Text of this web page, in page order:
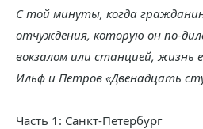
С той минуты, когда
отчуждения, которую он по-
вокзалом или станцией, жизнь
Ильф и Петров «Двенадцать
Часть 1: Санкт-Петербург